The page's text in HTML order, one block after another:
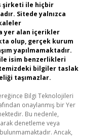
şirketi ile hiçbir
Sitede yalnızca
yer alan içerikler
olup, gerçek kurum
yapılmamaktadır.
isim benzerlikleri
bilgiler taslak
taşımazlar.
Bilgi Teknolojileri
onaylanmış bir Yer
Bu nedenle,
denetleme veya
Ancak,